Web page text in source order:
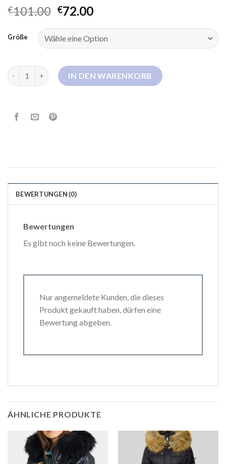
€101.00 €72.00
Größe
rock and blue daunenmantel Menge
IN DEN WARENKORB
BEWERTUNGEN (0)
Bewertungen
Es gibt noch keine Bewertungen.
Nur angemeldete Kunden, die dieses
Produkt gekauft haben, dürfen eine
Bewertung abgeben.
ÄHNLICHE PRODUKTE